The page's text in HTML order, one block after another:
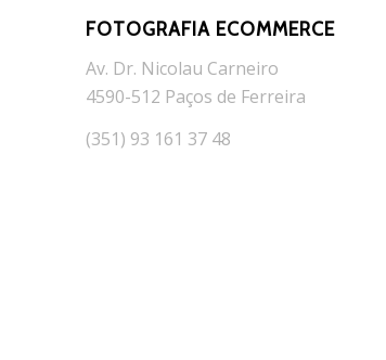
FOTOGRAFIA ECOMMERCE
Av. Dr. Nicolau Carneiro
4590-512 Paços de Ferreira
(351) 93 161 37 48